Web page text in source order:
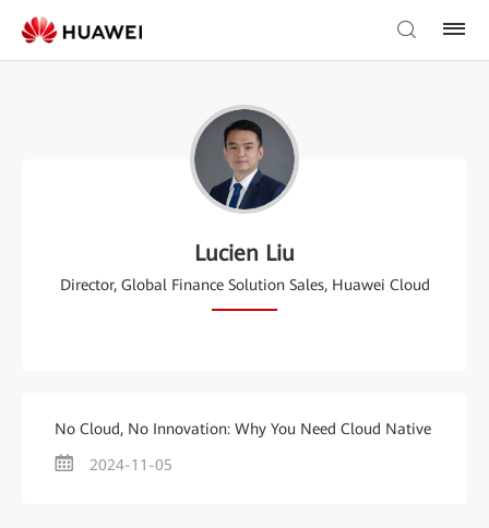
Lucien Liu
Director, Global Finance Solution Sales, Huawei Cloud
No Cloud, No Innovation: Why You Need Cloud Native
2024-11-05